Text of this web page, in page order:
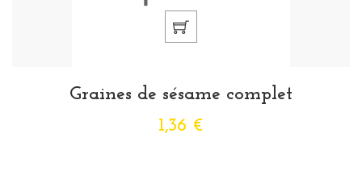
Graines de sésame complet
1,36 €